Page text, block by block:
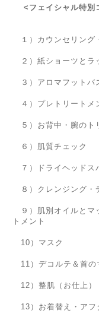
<フェイシャル特
１）カウンセリング
２）紙ショーツとラ
３）アロマフットバ
４）プレトリートメ
５）お背中・腕のト
６）肌質チェック
７）ドライヘッドス
８）クレンジング・
９）肌別オイルとマ
トメント
10）マスク
11）デコルテ＆首の
12）整肌（お仕上）
13）お着替え・アフ